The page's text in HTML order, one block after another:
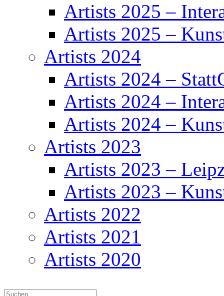
Artists 2025 –
Artists 2025 –
Artists 2024
Artists 2024 –
Artists 2024 –
Artists 2024 –
Artists 2023
Artists 2023 –
Artists 2023 –
Artists 2022
Artists 2021
Artists 2020
nach: